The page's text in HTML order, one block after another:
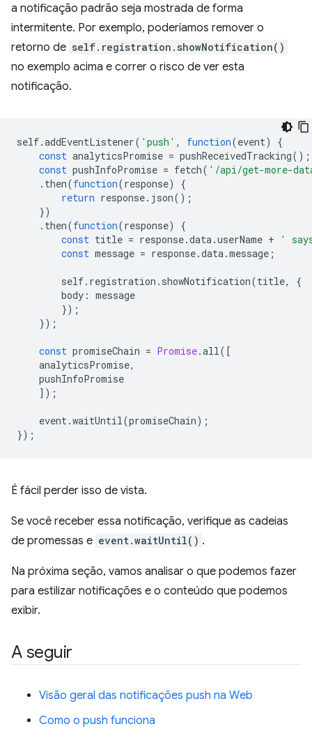
a notificação padrão seja mostrada de forma
intermitente. Por exemplo, poderíamos remover o
retorno de self.registration.showNotification()
no exemplo acima e correr o risco de ver esta
notificação.
self.addEventListener( 'push' , function(event)
{
const analyticsPromise = pushReceivedTracking();
const pushInfoPromise = fetch( '/api/get-more-
. then(function(response)
{
return response. json();
})
. then(function(response)
{
const title = response.data.userName +
'
const message = response.data.message ;
self. registration . showNotification(title,
{
body : message
});
});
const promiseChain = Promise.all([
analyticsPromise,
pushInfoPromise
]);
event.waitUntil(promiseChain);
});
É fácil perder isso de vista.
Se você receber essa notificação, verifique as cadeias
de promessas e event.waitUntil() .
Na próxima seção, vamos analisar o que podemos fazer
para estilizar notificações e o conteúdo que podemos
exibir.
A seguir
Visão geral das notificações push na Web
Como o push funciona